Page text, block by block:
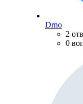
Drno
2
0